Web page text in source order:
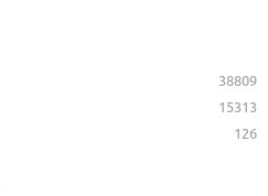
38809
15313
126